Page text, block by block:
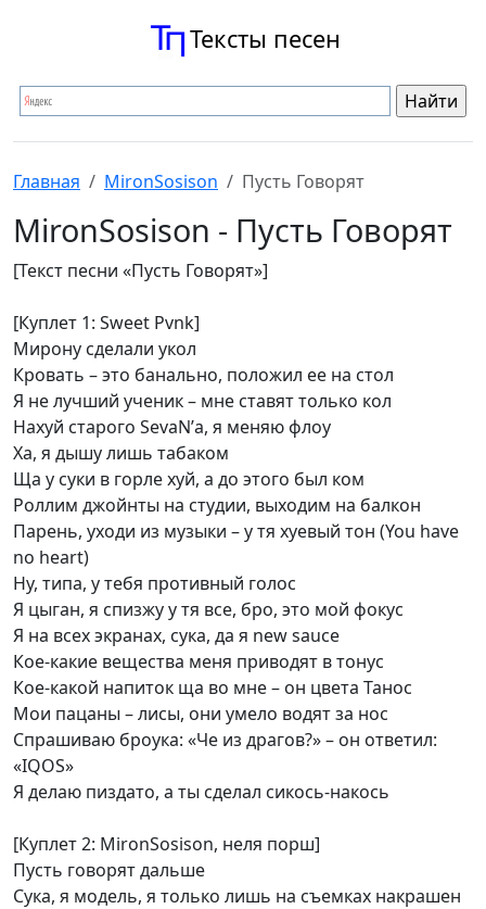
Тексты песен
Главная MironSosison Пусть Говорят
MironSosison - Пусть Говорят
[Текст песни «Пусть Говорят»]
[Куплет 1: Sweet Pvnk]
Мирону сделали укол
Кровать – это банально, положил ее на стол
Я не лучший ученик – мне ставят только кол
Нахуй старого SevaN’а, я меняю флоу
Ха, я дышу лишь табаком
Ща у суки в горле хуй, а до этого был ком
Роллим джойнты на студии, выходим на балкон
Парень, уходи из музыки – у тя хуевый тон (You have
no heart)
Ну, типа, у тебя противный голос
Я цыган, я спизжу у тя все, бро, это мой фокус
Я на всех экранах, сука, да я new sauce
Кое-какие вещества меня приводят в тонус
Кое-какой напиток ща во мне – он цвета Танос
Мои пацаны – лисы, они умело водят за нос
Спрашиваю броука: «Че из драгов?» – он ответил:
«IQOS»
Я делаю пиздато, а ты сделал сикось-накось
[Куплет 2: MironSosison, неля порш]
Пусть говорят дальше
Сука, я модель, я только лишь на съемках накрашен